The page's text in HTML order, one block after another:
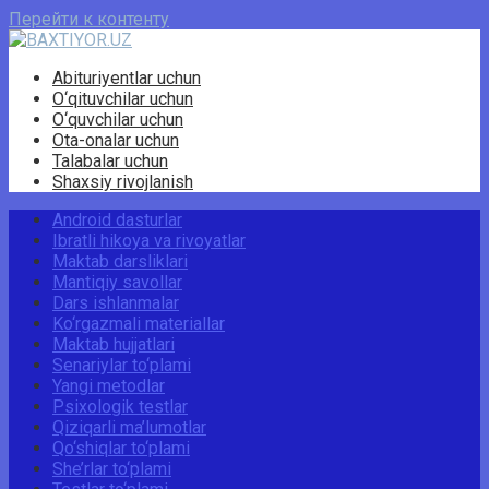
Перейти к контенту
Abituriyentlar uchun
O‘qituvchilar uchun
O‘quvchilar uchun
Ota-onalar uchun
Talabalar uchun
Shaxsiy rivojlanish
Android dasturlar
Ibratli hikoya va rivoyatlar
Maktab darsliklari
Mantiqiy savollar
Dars ishlanmalar
Ko‘rgazmali materiallar
Maktab hujjatlari
Senariylar to‘plami
Yangi metodlar
Psixologik testlar
Qiziqarli ma’lumotlar
Qo‘shiqlar to‘plami
She’rlar to‘plami